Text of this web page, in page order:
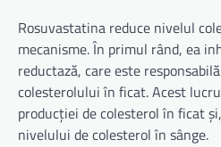
Rosuvastatina reduce nivelul
mecanisme. În primul rând, ea
reductază, care este
colesterolului în ficat. Acest
producției de colesterol în ficat
nivelului de colesterol în sânge.